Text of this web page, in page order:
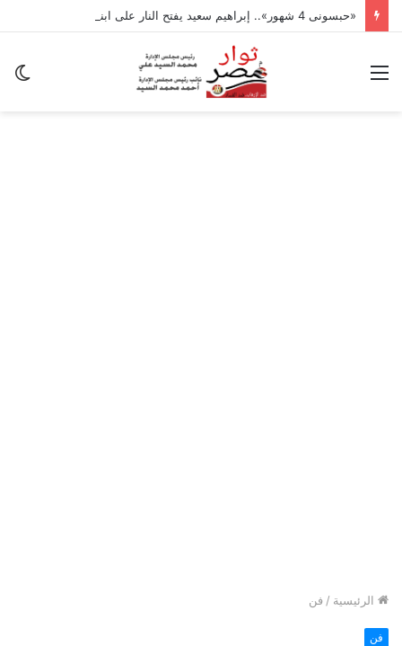
القائمة
الرئيسية / فن
فن